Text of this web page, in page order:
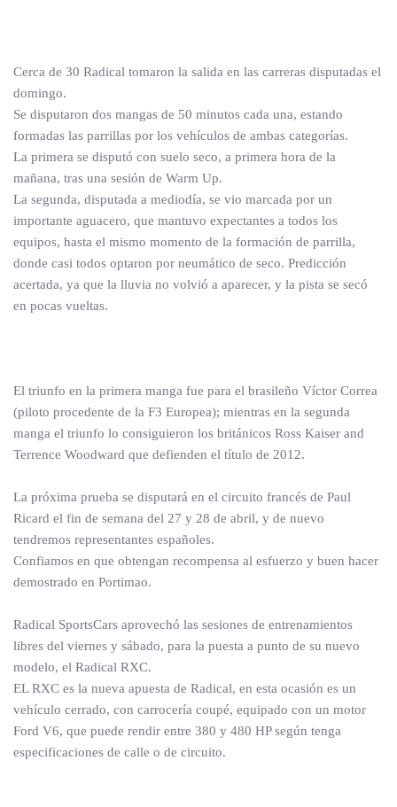
Cerca de 30 Radical tomaron la salida en las carreras disputadas el
domingo.
Se disputaron dos mangas de 50 minutos cada una, estando
formadas las parrillas por los vehículos de ambas categorías.
La primera se disputó con suelo seco, a primera hora de la
mañana, tras una sesión de Warm Up.
La segunda, disputada a mediodía, se vio marcada por un
importante aguacero, que mantuvo expectantes a todos los
equipos, hasta el mismo momento de la formación de parrilla,
donde casi todos optaron por neumático de seco. Predicción
acertada, ya que la lluvia no volvió a aparecer, y la pista se secó
en pocas vueltas.
El triunfo en la primera manga fue para el brasileño Víctor Correa
(piloto procedente de la F3 Europea); mientras en la segunda
manga el triunfo lo consiguieron los británicos Ross Kaiser and
Terrence Woodward que defienden el título de 2012.
La próxima prueba se disputará en el circuito francés de Paul
Ricard el fin de semana del 27 y 28 de abril, y de nuevo
tendremos representantes españoles.
Confiamos en que obtengan recompensa al esfuerzo y buen hacer
demostrado en Portimao.
Radical SportsCars aprovechó las sesiones de entrenamientos
libres del viernes y sábado, para la puesta a punto de su nuevo
modelo, el Radical RXC.
EL RXC es la nueva apuesta de Radical, en esta ocasión es un
vehículo cerrado, con carrocería coupé, equipado con un motor
Ford V6, que puede rendir entre 380 y 480 HP según tenga
especificaciones de calle o de circuito.